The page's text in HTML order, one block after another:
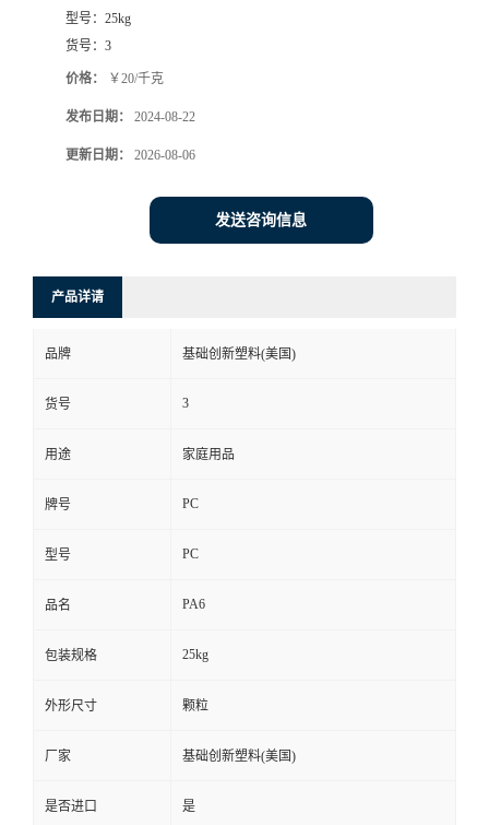
型号： 25kg
货号： 3
价格： ￥20/千克
发布日期： 2024-08-22
更新日期： 2026-08-06
发送咨询信息
产品详请
品牌 基础创新塑料(美国)
货号 3
用途 家庭用品
牌号 PC
型号 PC
品名 PA6
包装规格 25kg
外形尺寸 颗粒
厂家 基础创新塑料(美国)
是否进口 是